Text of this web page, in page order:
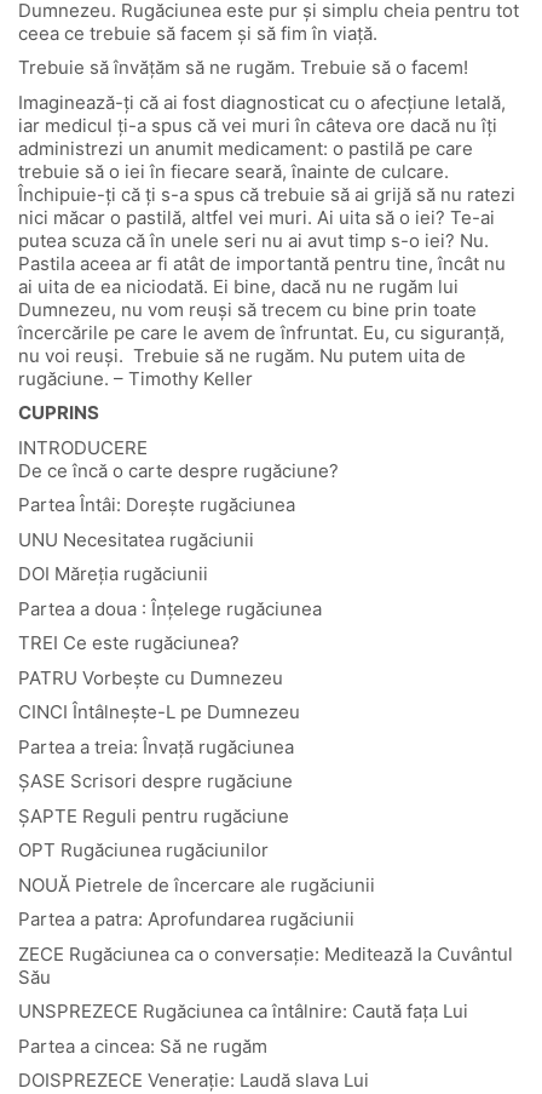
Dumnezeu. Rugăciunea este pur și simplu cheia pentru tot
ceea ce trebuie să facem și să fim în viață.
Trebuie să învățăm să ne rugăm. Trebuie să o facem!
Imaginează-ți că ai fost diagnosticat cu o afecțiune letală,
iar medicul ți-a spus că vei muri în câteva ore dacă nu îți
administrezi un anumit medicament: o pastilă pe care
trebuie să o iei în fiecare seară, înainte de culcare.
Închipuie-ți că ți s-a spus că trebuie să ai grijă să nu ratezi
nici măcar o pastilă, altfel vei muri. Ai uita să o iei? Te-ai
putea scuza că în unele seri nu ai avut timp s-o iei? Nu.
Pastila aceea ar fi atât de importantă pentru tine, încât nu
ai uita de ea niciodată. Ei bine, dacă nu ne rugăm lui
Dumnezeu, nu vom reuși să trecem cu bine prin toate
încercările pe care le avem de înfruntat. Eu, cu siguranță,
nu voi reuși. Trebuie să ne rugăm. Nu putem uita de
rugăciune. – Timothy Keller
CUPRINS
INTRODUCERE
De ce încă o carte despre rugăciune?
Partea Întâi: Dorește rugăciunea
UNU Necesitatea rugăciunii
DOI Măreția rugăciunii
Partea a doua : Înțelege rugăciunea
TREI Ce este rugăciunea?
PATRU Vorbește cu Dumnezeu
CINCI Întâlnește-L pe Dumnezeu
Partea a treia: Învață rugăciunea
ȘASE Scrisori despre rugăciune
ȘAPTE Reguli pentru rugăciune
OPT Rugăciunea rugăciunilor
NOUĂ Pietrele de încercare ale rugăciunii
Partea a patra: Aprofundarea rugăciunii
ZECE Rugăciunea ca o conversație: Meditează la Cuvântul
Său
UNSPREZECE Rugăciunea ca întâlnire: Caută fața Lui
Partea a cincea: Să ne rugăm
DOISPREZECE Venerație: Laudă slava Lui